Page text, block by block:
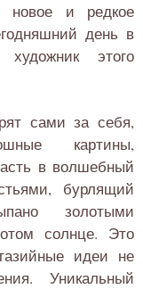
новое и редкое
день в
этого
сами за себя,
картины,
в волшебный
бурлящий
золотыми
солнце. Это
идеи не
Уникальный